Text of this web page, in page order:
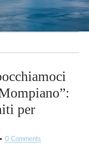
per
• 0 Comments